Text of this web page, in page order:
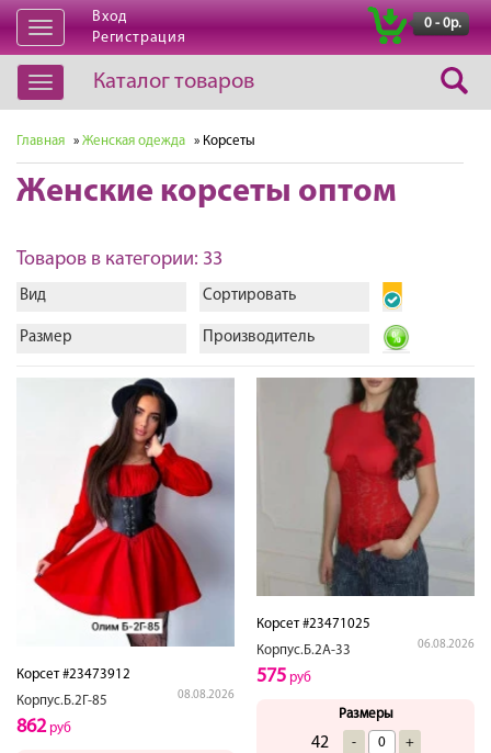
Открыть
навигацию
Вход
Регистрация
0 - 0р.
Открыть
навигацию
Каталог товаров
Главная » Женская одежда » Корсеты
Женские корсеты оптом
Товаров в категории: 33
Вид Сортировать
Размер Производитель
Корсет #23473912
Корпус.Б.2Г-85
08.08.2026
862руб
Корсет #23471025
Корпус.Б.2А-33
06.08.2026
575 руб
Размеры
42 - +